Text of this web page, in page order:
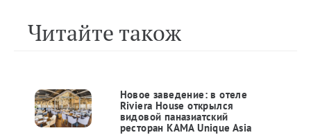
Читайте також
Новое заведение: в отеле
Riviera House открылся
видовой паназиатский
ресторан КАМА Unique Asia